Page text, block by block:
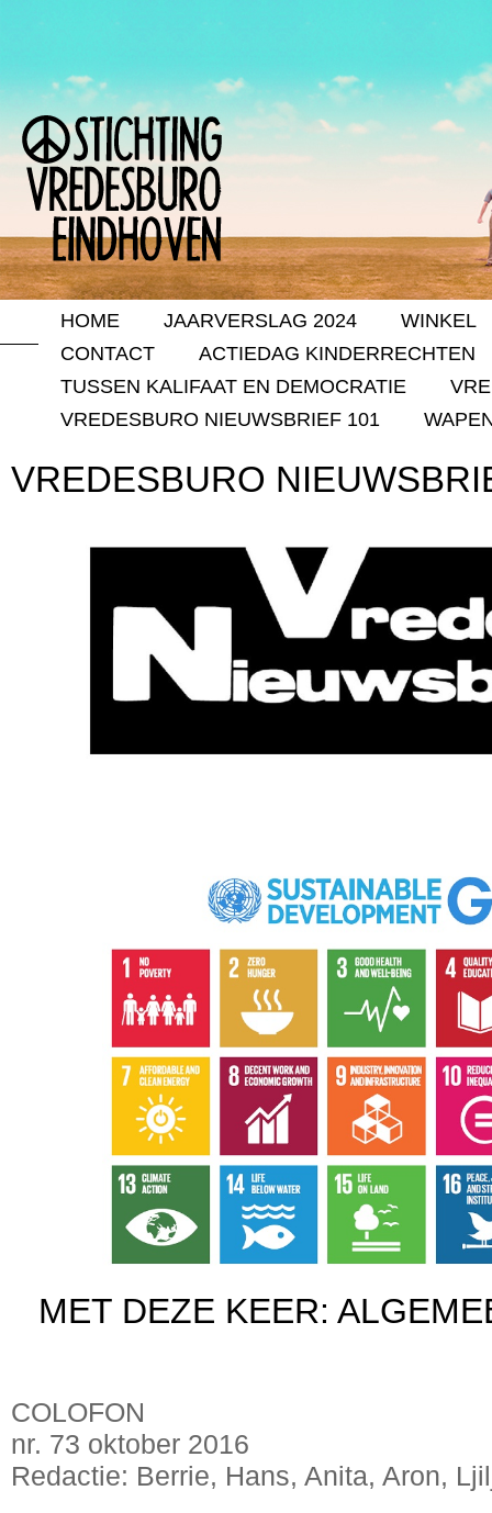
HOME JAARVERSLAG 2024
WINKEL
CONTACT
ACTIEDAG KINDERRECHTEN
TUSSEN KALIFAAT EN DEMOCRATIE
VREDESBURO NIEUWSBRIEF 101
VREDESBURO
MET DEZE KEER:
COLOFON
nr. 73 oktober 2016
Redactie: Berrie, Hans, Anita, Aron,